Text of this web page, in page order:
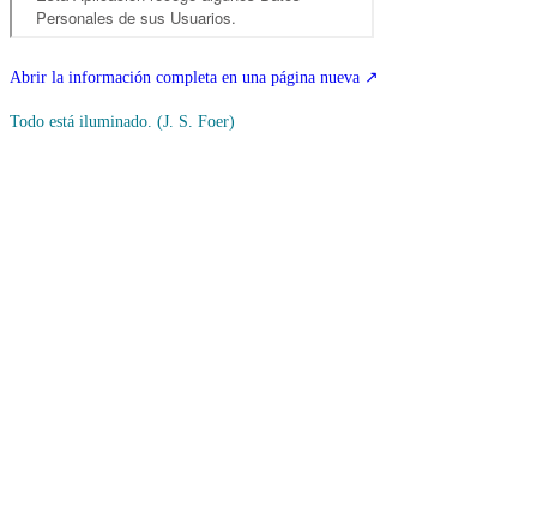
Abrir la información completa en una página nueva ↗
Todo está iluminado. (J. S. Foer)